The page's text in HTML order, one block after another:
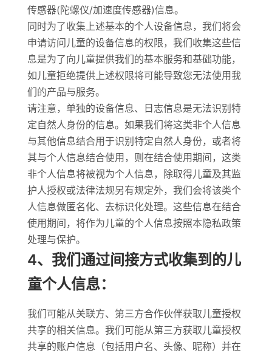
传感器(陀螺仪/加速度传感器)信息。
同时为了收集上述基本的个人设备信息，我们将会
申请访问儿童的设备信息的权限，我们收集这些信
息是为了向儿童提供我们的基本服务和基础功能，
如儿童拒绝提供上述权限将可能导致您无法使用我
们的产品与服务。
请注意，单独的设备信息、日志信息是无法识别特
定自然人身份的信息。如果我们将这类非个人信息
与其他信息结合用于识别特定自然人身份，或者将
其与个人信息结合使用，则在结合使用期间，这类
非个人信息将被视为个人信息，除取得儿童及其监
护人授权或法律法规另有规定外，我们会将该类个
人信息做匿名化、去标识化处理。这些信息在结合
使用期间，将作为儿童的个人信息按照本隐私政策
处理与保护。
4、我们通过间接方式收集到的儿
童个人信息：
我们可能从关联方、第三方合作伙伴获取儿童授权
共享的相关信息。我们可能从第三方获取儿童授权
共享的账户信息（包括用户名、头像、昵称）并在